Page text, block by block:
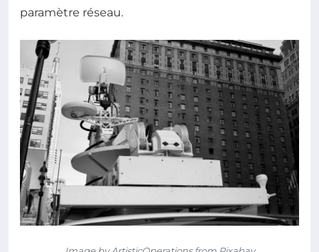
paramètre réseau.